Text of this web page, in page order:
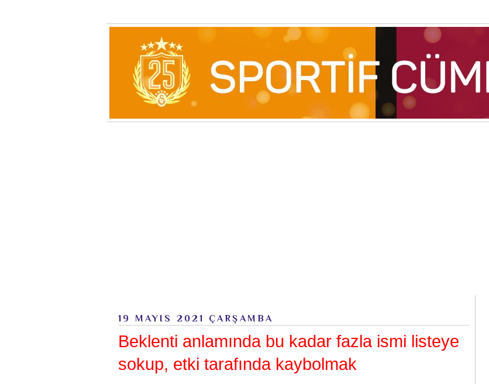
19 MAYIS 2021 ÇARŞAMBA
Beklenti anlamında bu kadar fazla ismi listeye
sokup, etki tarafında kaybolmak